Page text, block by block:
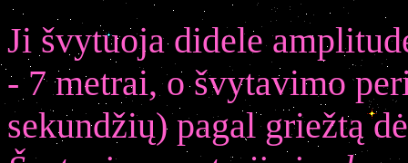
Ji švytuoja didele
- 7 metrai, o švytavimo
sekundžių) pagal griežtą